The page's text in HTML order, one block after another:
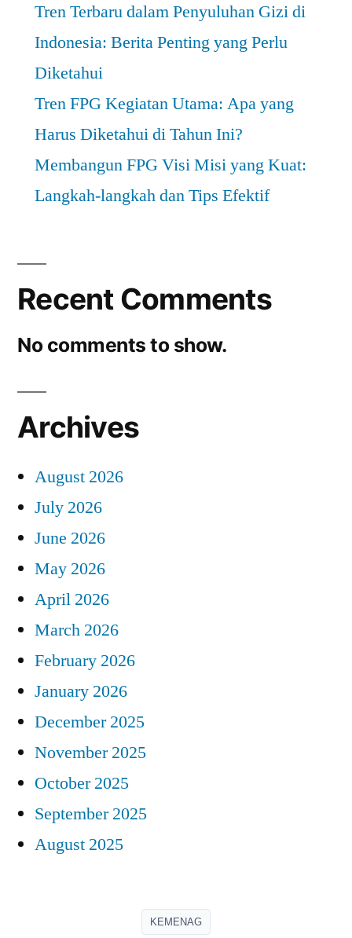
Tren Terbaru dalam Penyuluhan Gizi di
Indonesia: Berita Penting yang Perlu
Diketahui
Tren FPG Kegiatan Utama: Apa yang
Harus Diketahui di Tahun Ini?
Membangun FPG Visi Misi yang Kuat:
Langkah-langkah dan Tips Efektif
Recent Comments
No comments to show.
Archives
August 2026
July 2026
June 2026
May 2026
April 2026
March 2026
February 2026
January 2026
December 2025
November 2025
October 2025
September 2025
August 2025
KEMENAG